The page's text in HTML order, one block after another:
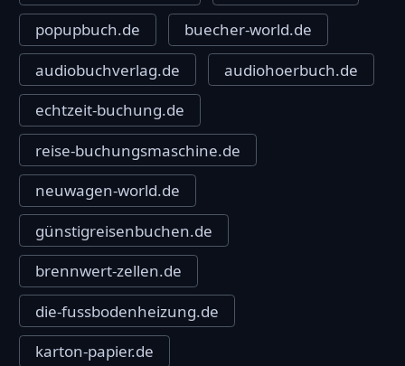
popupbuch.de
buecher-world.de
audiobuchverlag.de
audiohoerbuch.de
echtzeit-buchung.de
reise-buchungsmaschine.de
neuwagen-world.de
günstigreisenbuchen.de
brennwert-zellen.de
die-fussbodenheizung.de
karton-papier.de